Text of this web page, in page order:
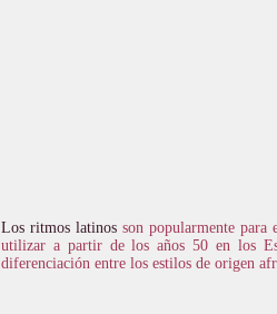
Los ritmos latinosson popularmente
utilizar a partir de los años 50 en los
diferenciación entre los estilos de origen